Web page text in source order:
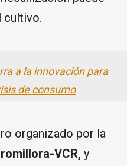
cultivo.
a la innovación para
de consumo
organizado por la
VCR, y